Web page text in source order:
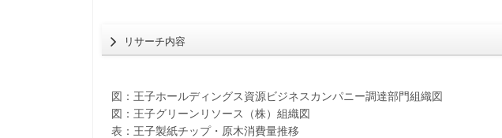
リサーチ内容
図：王子ホールディングス資源ビジネスカンパニー調達部門組織図
図：王子グリーンリソース（株）組織図
表：王子製紙チップ・原木消費量推移